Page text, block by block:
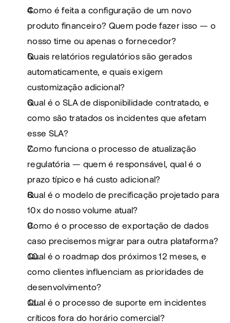
Como é feita a configuração de um novo
produto financeiro? Quem pode fazer isso — o
nosso time ou apenas o fornecedor?
Quais relatórios regulatórios são gerados
automaticamente, e quais exigem
customização adicional?
Qual é o SLA de disponibilidade contratado, e
como são tratados os incidentes que afetam
esse SLA?
Como funciona o processo de atualização
regulatória — quem é responsável, qual é o
prazo típico e há custo adicional?
Qual é o modelo de precificação projetado para
10x do nosso volume atual?
Como é o processo de exportação de dados
caso precisemos migrar para outra plataforma?
Qual é o roadmap dos próximos 12 meses, e
como clientes influenciam as prioridades de
desenvolvimento?
Qual é o processo de suporte em incidentes
críticos fora do horário comercial?